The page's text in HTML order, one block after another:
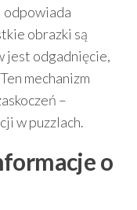
odpowiada
obrazki są
jest odgadnięcie,
mechanizm
–
w puzzlach.
o